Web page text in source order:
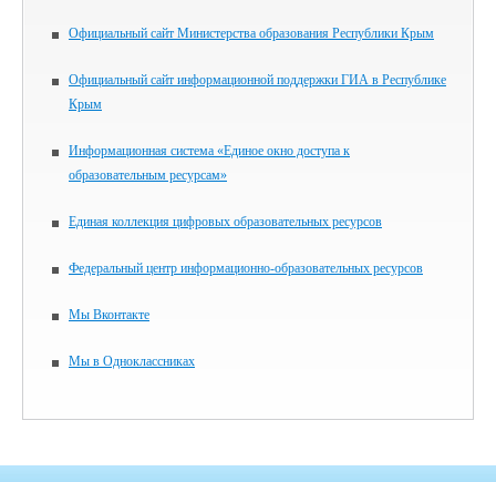
Официальный сайт Министерства образования Республики Крым
Официальный сайт информационной поддержки ГИА в Республике
Крым
Информационная система «Единое окно доступа к
образовательным ресурсам»
Единая коллекция цифровых образовательных ресурсов
Федеральный центр информационно-образовательных ресурсов
Мы Вконтакте
Мы в Одноклассниках